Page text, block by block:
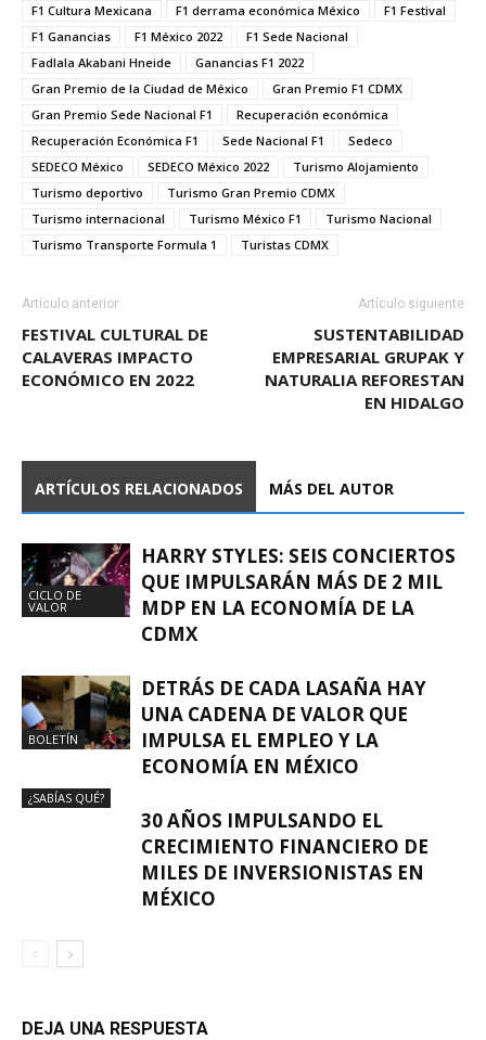
F1 Cultura Mexicana F1 derrama económica México
F1 Festival
F1 Ganancias
F1 México 2022
F1 Sede Nacional
Fadlala Akabani Hneide
Ganancias F1 2022
Gran Premio de la Ciudad de México
Gran Premio F1 CDMX
Gran Premio Sede Nacional F1
Recuperación económica
Recuperación Económica F1
Sede Nacional F1
Sedeco
SEDECO México
SEDECO México 2022
Turismo Alojamiento
Turismo deportivo
Turismo Gran Premio CDMX
Turismo internacional
Turismo México F1
Turismo Nacional
Turismo Transporte Formula 1
Turistas CDMX
Artículo anterior
FESTIVAL CULTURAL DE
CALAVERAS IMPACTO
ECONÓMICO EN 2022
Artículo siguiente
SUSTENTABILIDAD
EMPRESARIAL GRUPAK Y
NATURALIA REFORESTAN
EN HIDALGO
ARTÍCULOS RELACIONADOS MÁS DEL AUTOR
CICLO DE
VALOR
HARRY STYLES: SEIS CONCIERTOS
QUE IMPULSARÁN MÁS DE 2 MIL
MDP EN LA ECONOMÍA DE LA
CDMX
BOLETÍN
DETRÁS DE CADA LASAÑA HAY
UNA CADENA DE VALOR QUE
IMPULSA EL EMPLEO Y LA
ECONOMÍA EN MÉXICO
¿SABÍAS QUÉ?
30 AÑOS IMPULSANDO EL
CRECIMIENTO FINANCIERO DE
MILES DE INVERSIONISTAS EN
MÉXICO
DEJA UNA RESPUESTA